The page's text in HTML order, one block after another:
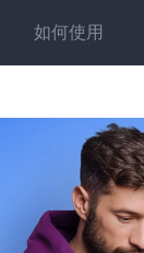
如何使用